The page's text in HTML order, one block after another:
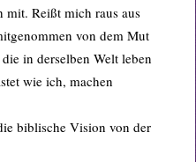
mit. Reißt mich raus aus
von dem Mut
in derselben Welt leben
wie ich, machen
biblische Vision von der